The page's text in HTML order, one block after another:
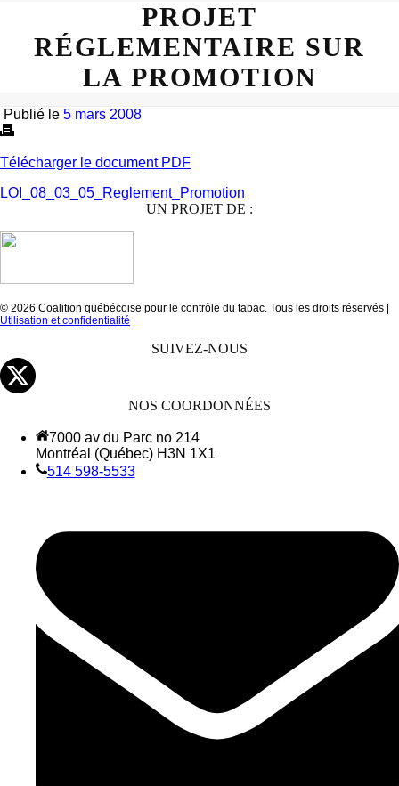
PROJET
RÉGLEMENTAIRE SUR
LA PROMOTION
Publié le 5 mars 2008
Télécharger le document PDF
LOI_08_03_05_Reglement_Promotion
UN PROJET DE :
© 2026 Coalition québécoise pour le contrôle du tabac. Tous les droits réservés |
Utilisation et confidentialité
SUIVEZ-NOUS
NOS COORDONNÉES
7000 av du Parc no 214
Montréal (Québec) H3N 1X1
514 598-5533